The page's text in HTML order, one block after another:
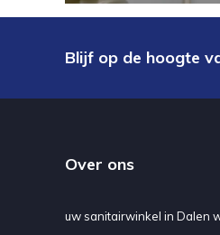
Blijf op de hoogte
Over ons
uw sanitairwinkel in Dalen